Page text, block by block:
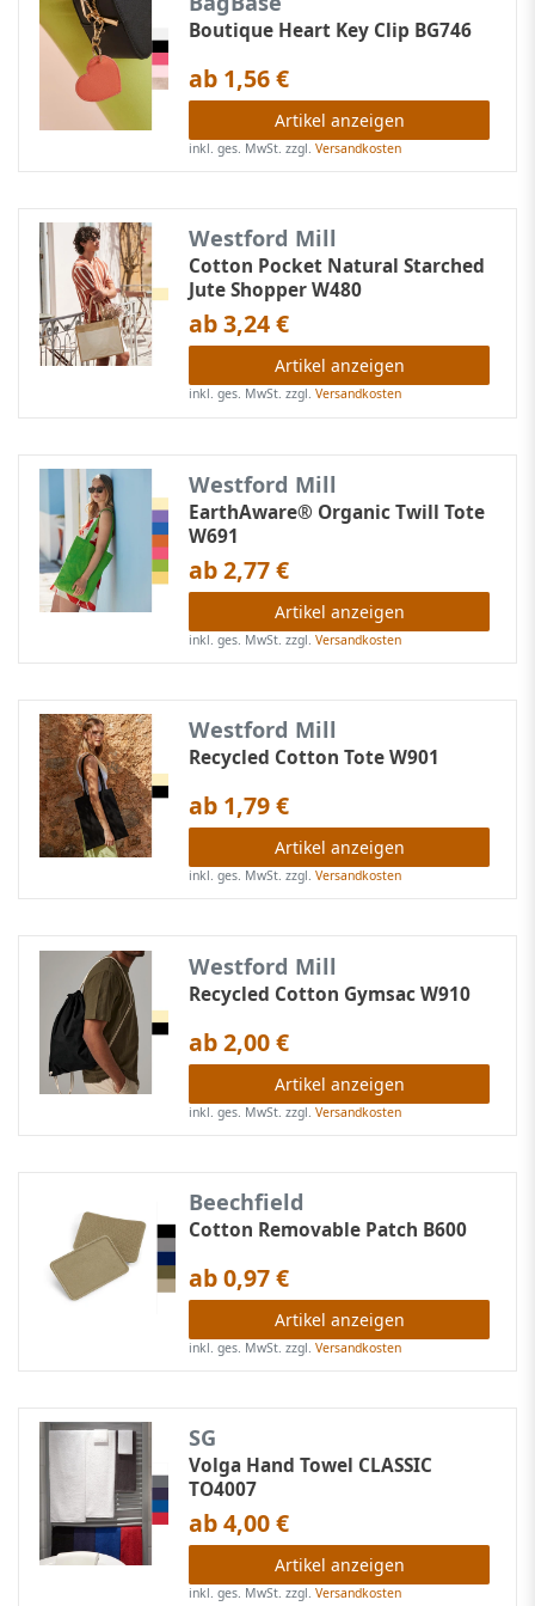
Boutique Heart Key Clip BG746
ab 1,56 €
Artikel anzeigen
inkl. ges. MwSt. zzgl.Versandkosten
Westford Mill
Cotton Pocket Natural Starched
Jute Shopper W480
ab 3,24 €
Artikel anzeigen
inkl. ges. MwSt. zzgl.Versandkosten
Westford Mill
EarthAware® Organic Twill Tote
W691
ab 2,77 €
Artikel anzeigen
inkl. ges. MwSt. zzgl.Versandkosten
Westford Mill
Recycled Cotton Tote W901
ab 1,79 €
Artikel anzeigen
inkl. ges. MwSt. zzgl.Versandkosten
Westford Mill
Recycled Cotton Gymsac W910
ab 2,00 €
Artikel anzeigen
inkl. ges. MwSt. zzgl.Versandkosten
Beechfield
Cotton Removable Patch B600
ab 0,97 €
Artikel anzeigen
inkl. ges. MwSt. zzgl.Versandkosten
SG
Volga Hand Towel CLASSIC
TO4007
ab 4,00 €
Artikel anzeigen
inkl. ges. MwSt. zzgl.Versandkosten